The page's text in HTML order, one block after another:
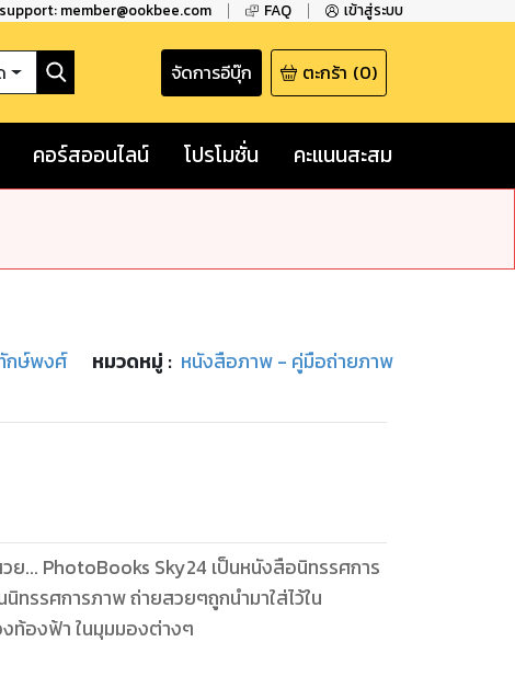
member@ookbee.com FAQ เข้าสู่ระบบ
จัดการอีบุ๊ก ตะกร้า (0)
คอร์สออนไลน์ โปรโมชั่น คะแนนสะสม
กษ์พงศ์ หมวดหมู่ : หนังสือภาพ - คู่มือถ่ายภาพ
ย... PhotoBooks Sky24 เป็นหนังสือนิทรรศการ
ทรรศการภาพ ถ่ายสวยๆถูกนำมาใส่ไว้ใน
ท้องฟ้า ในมุมมองต่างๆ